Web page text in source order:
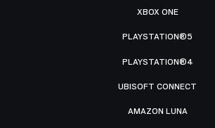
XBOX ONE
PLAYSTATION®5
PLAYSTATION®4
UBISOFT CONNECT
AMAZON LUNA